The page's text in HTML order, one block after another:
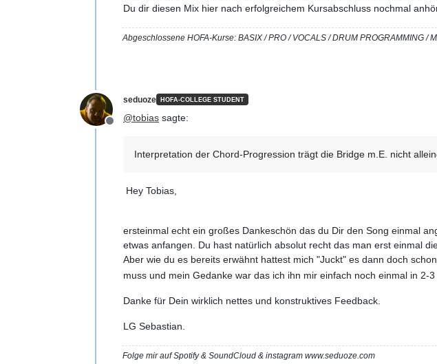
Du dir diesen Mix hier nach erfolgreichem Kursabschluss nochmal
Abgeschlossene HOFA-Kurse: BASIX / PRO / VOCALS / DRUM PROGRAMMING /
Offline
seduoze HOFA-COLLEGE STUDENT
@tobias sagte:
Interpretation der Chord-Progression trägt die Bridge m.E. nicht
Hey Tobias,
ersteinmal echt ein großes Dankeschön das du Dir den Song einmal
etwas anfangen. Du hast natürlich absolut recht das man erst einmal
Aber wie du es bereits erwähnt hattest mich "Juckt" es dann doch
muss und mein Gedanke war das ich ihn mir einfach noch einmal in
Danke für Dein wirklich nettes und konstruktives Feedback.
LG Sebastian.
Folge mir auf Spotify & SoundCloud & instagram www.seduoze.com